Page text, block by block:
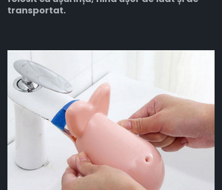
transportat.